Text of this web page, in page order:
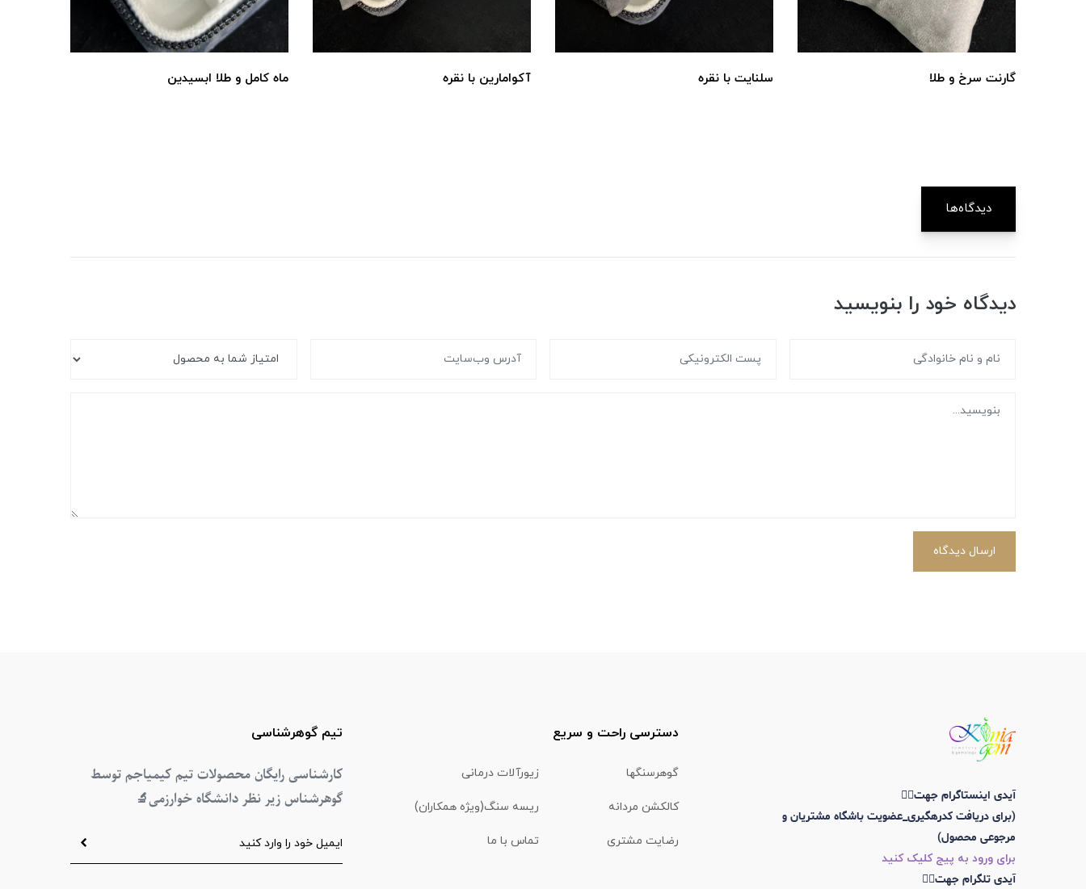
گارنت سرخ و طلا سلنایت با نقره آکوامارین با نقره ماه کامل و طلا ابسیدین
دیدگاه‌ها
دیدگاه خود را بنویسید
ارسال دیدگاه
آیدی اینستاگرام جهت👇🏼
(برای دریافت کدرهگیری_عضویت باشگاه مشتریان و
مرجوعی محصول)
برای ورود به پیج کلیک کنید
آیدی تلگرام جهت👇🏼
دسترسی راحت و سریع
گوهرسنگها زیورآلات درمانی
کالکشن مردانه ریسه سنگ(ویژه همکاران)
رضایت مشتری تماس با ما
تیم گوهرشناسی
کارشناسی رایگان محصولات تیم کیمیاجم توسط
گوهرشناس زیر نظر دانشگاه خوارزمی🔬